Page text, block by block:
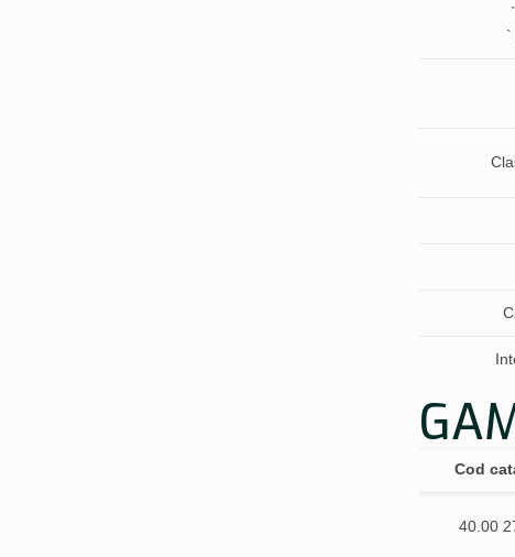
`
`
Cod
40.00